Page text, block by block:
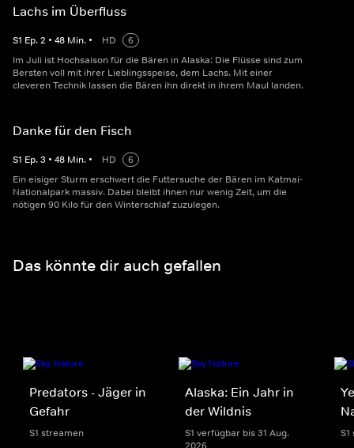
Lachs im Überfluss
S1 Ep.2 • 48 Min. • HD
6
Im Juli ist Hochsaison für die Bären in Alaska: Die Flüsse sind zum
Bersten voll mit ihrer Lieblingsspeise, dem Lachs. Mit einer
cleveren Technik lassen die Bären ihn direkt in ihrem Maul landen.
Danke für den Fisch
S1 Ep.3 • 48 Min. • HD
6
Ein eisiger Sturm erschwert die Futtersuche der Bären im Katmai-
Nationalpark massiv. Dabei bleibt ihnen nur wenig Zeit, um die
nötigen 90 Kilo für den Winterschlaf zuzulegen.
Das könnte dir auch gefallen
Predators - Jäger in
Gefahr
S1 streamen
Alaska: Ein Jahr in
der Wildnis
S1 verfügbar bis 31 Aug.
2026